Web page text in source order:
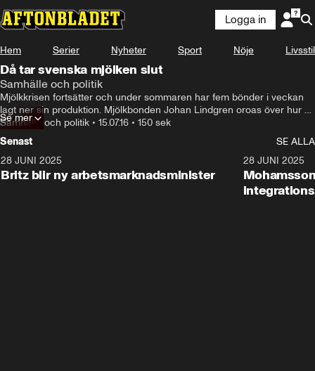
Logga in
Hem Serier Nyheter Sport Nöje Livsstil
Då tar svenska mjölken slut
Samhälle och politik
Mjölkkrisen fortsätter och under sommaren har fem bönder i veckan
lagt ner sin produktion. Mjölkbonden Johan Lindgren oroas över hur
framtiden för svensk mjölkproduktion ser ut.
Samhälle och politik • 15.07.16 • 150 sek
Se mer
Senast
SE ALLA
28 JUNI 2025
Britz blir ny arbetsmarknadsminister
28 JUNI 2025